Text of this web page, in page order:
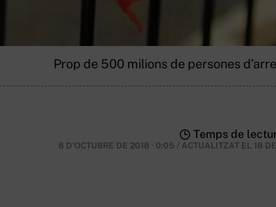
Prop de 500 milions de persones
Temps de
8 D'OCTUBRE DE 2018 · 0:05 / ACTUALITZAT EL 18